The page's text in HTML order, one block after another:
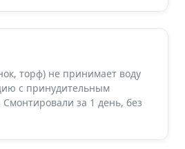
торф) не принимает воду
с принудительным
за 1 день, без